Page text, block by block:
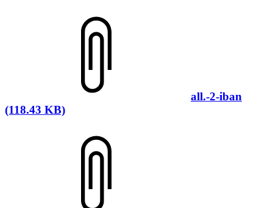
all.-2-iban
(118.43 KB)